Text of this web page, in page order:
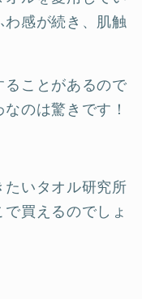
わ感が続き、肌触
ることがあるので
のは驚きです！
いタオル研究所
買えるのでしょ